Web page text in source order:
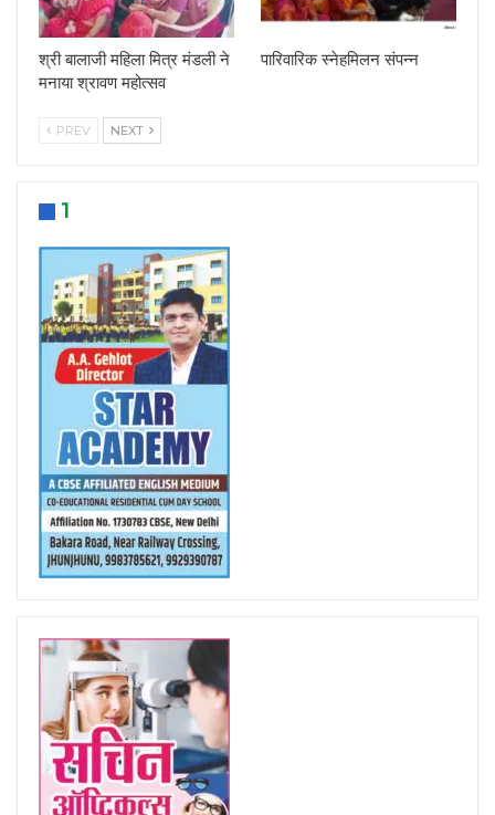
श्री बालाजी महिला मित्र मंडली ने
मनाया श्रावण महोत्सव
पारिवारिक स्नेहमिलन संपन्न
PREV NEXT
1